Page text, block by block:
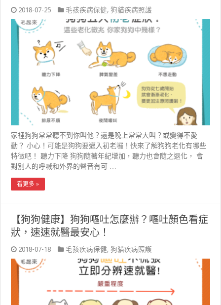
2018-07-25 毛孩疾病保健,狗貓疾病照護
家裡狗狗常常聽不到你叫他？還是晚上常常大叫？或變得不愛
動？ 小心！可能是狗狗要邁入初老囉！快來了解狗狗老化有哪些
特徵吧！ 聽力下降 狗狗隨著年紀增加，聽力也會隨之退化， 會
對別人的呼喊和外界的聲音有可 …
看更多 »
【狗狗健康】狗狗嘔吐怎麼辦？嘔吐顏色看症
狀，速速就醫最安心！
2018-07-18 毛孩疾病保健,狗貓疾病照護